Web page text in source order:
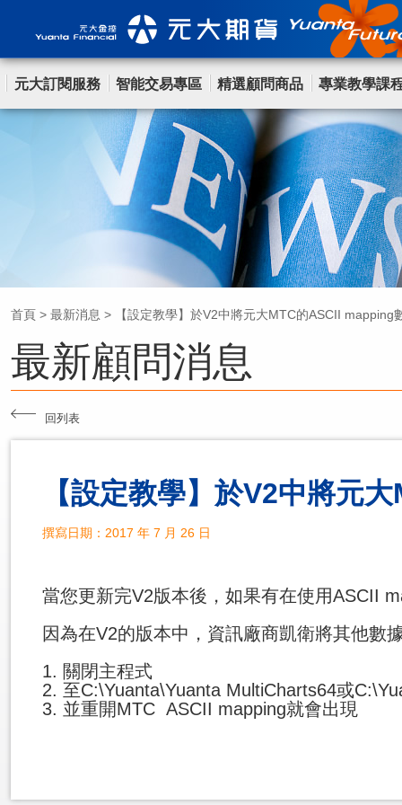
元大訂閱服務 智能交易專區 精選顧問商品 專業教學課
首頁 > 最新消息 > 【設定教學】於V2中將元大MTC的ASCII mapping
最新顧問消息
回列表
【設定教學】於V2中將元
撰寫日期：2017 年 7 月 26 日
當您更新完V2版本後，如果有在使用ASCII
因為在V2的版本中，資訊廠商凱衛將其他數
1. 關閉主程式
2. 至C:\Yuanta\Yuanta MultiCharts64或
3. 並重開MTC ASCII mapping就會出現